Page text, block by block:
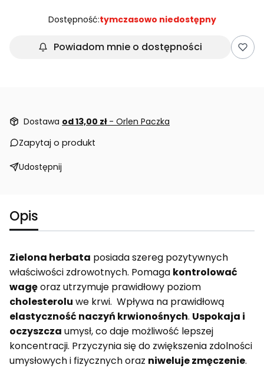
Dostępność:tymczasowo niedostępny
Powiadom mnie o dostępności
Dostawa od 13,00 zł - Orlen Paczka
Zapytaj o produkt
Udostępnij
Opis
Zielona herbata posiada szereg pozytywnych
właściwości zdrowotnych. Pomaga kontrolować
wagęoraz utrzymuje prawidłowy poziom
cholesterolu we krwi. Wpływa na prawidłową
elastyczność naczyń krwionośnych. Uspokaja i
oczyszcza umysł, co daje możliwość lepszej
koncentracji. Przyczynia się do zwiększenia zdolności
umysłowych i fizycznych oraz niweluje zmęczenie.